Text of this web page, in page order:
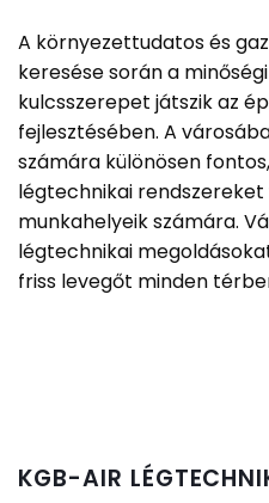
A környezettudatos és
keresése során a
kulcsszerepet játszik az
fejlesztésében. A
számára különösen
légtechnikai
munkahelyeik számára.
légtechnikai
friss levegőt minden
KGB-AIR